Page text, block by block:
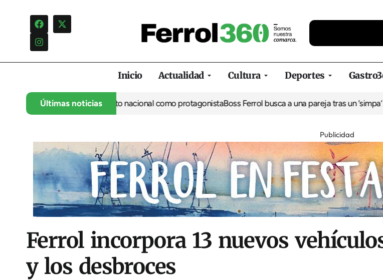
Inicio Actualidad Cultura Deportes
Últimas noticias
continúa con el gran salto nacional como protagonistaBoss Ferrol busca a una pareja tras un ‘simpa’ de
Publicidad
Ferrol incorpora 13 nuevos
y los desbroces